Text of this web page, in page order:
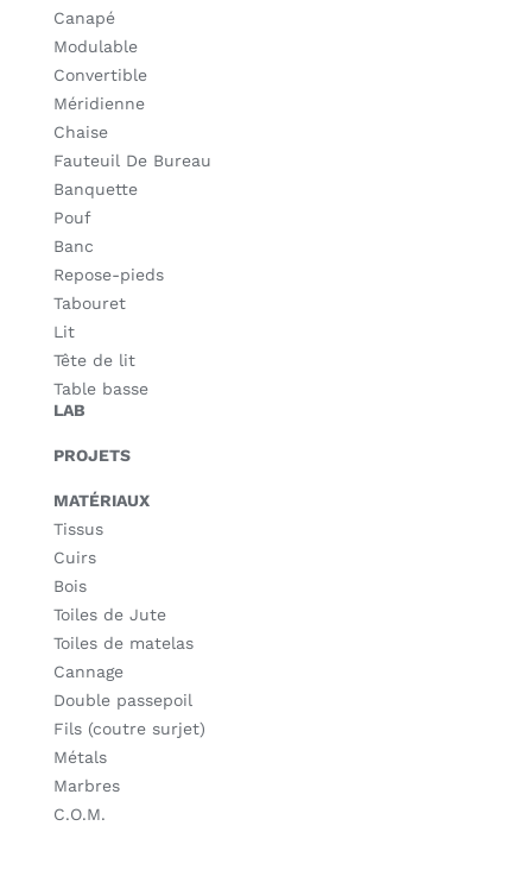
Canapé
Modulable
Convertible
Méridienne
Chaise
Fauteuil De Bureau
Banquette
Pouf
Banc
Repose-pieds
Tabouret
Lit
Tête de lit
Table basse
LAB
PROJETS
MATÉRIAUX
Tissus
Cuirs
Bois
Toiles de Jute
Toiles de matelas
Cannage
Double passepoil
Fils (coutre surjet)
Métals
Marbres
C.O.M.